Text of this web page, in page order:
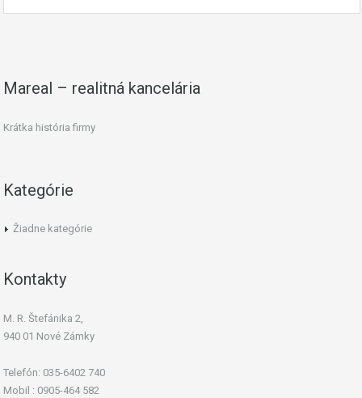
Mareal – realitná kancelária
Krátka história firmy
Kategórie
Žiadne kategórie
Kontakty
M. R. Štefánika 2,
940 01 Nové Zámky
Telefón: 035-6402 740
Mobil : 0905-464 582